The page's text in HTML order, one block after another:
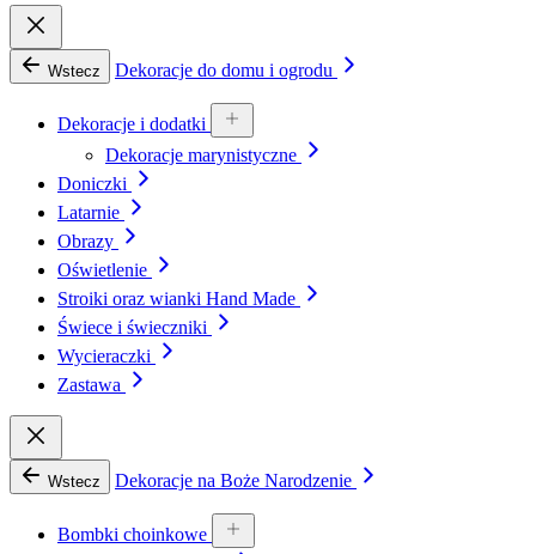
Wstecz Dekoracje do domu i ogrodu
Dekoracje i dodatki
Dekoracje marynistyczne
Doniczki
Latarnie
Obrazy
Oświetlenie
Stroiki oraz wianki Hand Made
Świece i świeczniki
Wycieraczki
Zastawa
Wstecz Dekoracje na Boże Narodzenie
Bombki choinkowe